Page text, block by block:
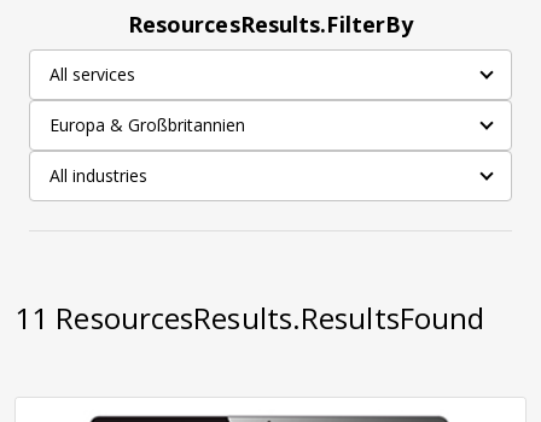
ResourcesResults.FilterBy
All services
Europa & Großbritannien
All industries
11 ResourcesResults.ResultsFound